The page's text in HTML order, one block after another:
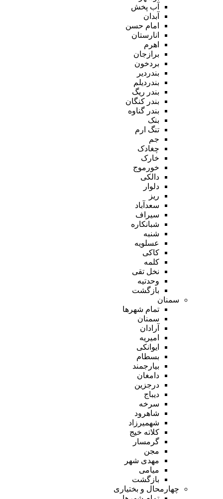
آب پخش
آبدان
امام حسن
انارستان
اهرم
برازجان
بردخون
بندردیر
بندردیلم
بندر ریگ
بندر کنگان
بندر گناوه
بنک
تنگ ارم
جم
چغادک
خارک
خورموج
دالکی
دلوار
ریز
سعدآباد
سیراف
شبانکاره
شنبه
عسلویه
کاکی
کلمه
نخل تقی
وحدتیه
بازگشت
سمنان
تمام شهر‌ها
سمنان
آرادان
امیریه
ایوانکی
بسطام
بیارجمند
دامغان
درجزین
دیباج
سرخه
شاهرود
شهمیرزاد
کلاته خیج
گرمسار
مجن
مهدی شهر
میامی
بازگشت
چهارمحال و بختیاری